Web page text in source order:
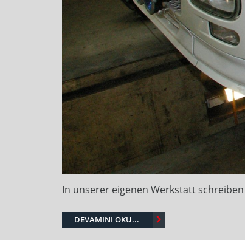
In unserer eigenen Werkstatt
DEVAMINI OKU...